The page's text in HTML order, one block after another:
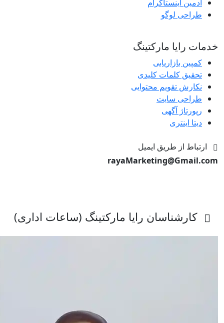
ادمین اینستاکرام
طراحی لوگو
خدمات رایا مارکتینگ
کمپین بازاریابی
تحقیق کلمات کلیدی
نکارش تقویم محتوایی
طراحی سایت
رپورتاژ آگهی
دیتا اینتری
ارتباط از طریق ایمیل
rayaMarketing@Gmail.com
کارشناسان رایا مارکتینگ (ساعات اداری)